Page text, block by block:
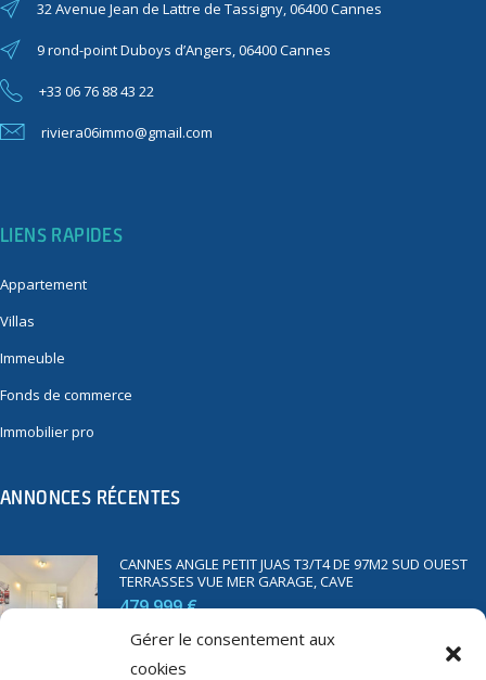
Gérer le consentement aux
cookies
32 Avenue Jean de Lattre de Tassigny, 06400 Cannes
9 rond-point Duboys d’Angers, 06400 Cannes
+33 06 76 88 43 22
riviera06immo@gmail.com
LIENS RAPIDES
Appartement
Villas
Immeuble
Fonds de commerce
Immobilier pro
ANNONCES RÉCENTES
CANNES ANGLE PETIT JUAS T3/T4 DE 97M2 SUD OUEST
TERRASSES VUE MER GARAGE, CAVE
479 999 €